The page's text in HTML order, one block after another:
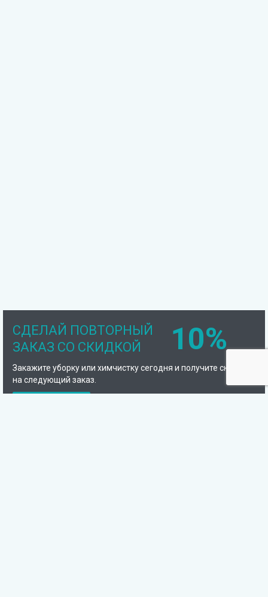
СДЕЛАЙ ПОВТОРНЫЙ
ЗАКАЗ СО СКИДКОЙ
10%
Закажите уборку или химчистку сегодня и получите скидку
на следующий заказ.